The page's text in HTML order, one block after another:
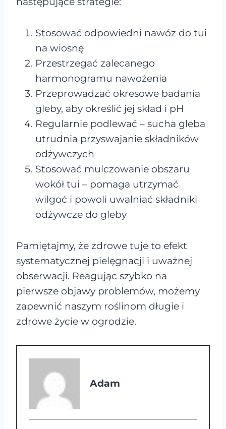
Stosować odpowiedni nawóz do tui
na wiosnę
Przestrzegać zalecanego
harmonogramu nawożenia
Przeprowadzać okresowe badania
gleby, aby określić jej skład i pH
Regularnie podlewać – sucha gleba
utrudnia przyswajanie składników
odżywczych
Stosować mulczowanie obszaru
wokół tui – pomaga utrzymać
wilgoć i powoli uwalniać składniki
odżywcze do gleby
Pamiętajmy, że zdrowe tuje to efekt
systematycznej pielęgnacji i uważnej
obserwacji. Reagując szybko na
pierwsze objawy problemów, możemy
zapewnić naszym roślinom długie i
zdrowe życie w ogrodzie.
Adam